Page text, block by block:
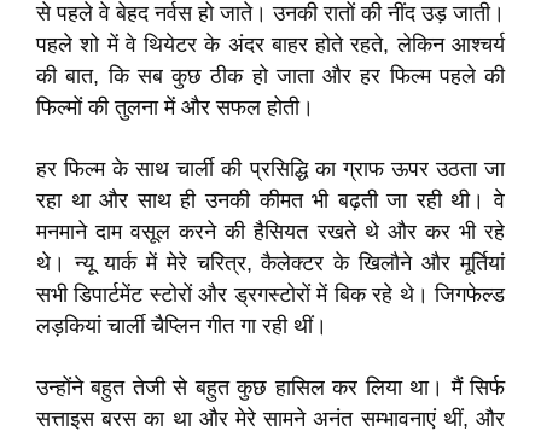
से पहले वे बेहद नर्वस हो जाते। उनकी रातों की नींद उड़ जाती।
पहले शो में वे थियेटर के अंदर बाहर होते रहते, लेकिन आश्चर्य
की बात, कि सब कुछ ठीक हो जाता और हर फिल्म पहले की
फिल्मों की तुलना में और सफल होती।
हर फिल्म के साथ चार्ली की प्रसिद्धि का ग्राफ ऊपर उठता जा
रहा था और साथ ही उनकी कीमत भी बढ़ती जा रही थी। वे
मनमाने दाम वसूल करने की हैसियत रखते थे और कर भी रहे
थे। न्यू यार्क में मेरे चरित्र, कैलेक्टर के खिलौने और मूर्तियां
सभी डिपार्टमेंट स्टोरों और ड्रगस्टोरों में बिक रहे थे। जिगफेल्ड
लड़कियां चार्ली चैप्लिन गीत गा रही थीं।
उन्होंने बहुत तेजी से बहुत कुछ हासिल कर लिया था। मैं सिर्फ
सत्ताइस बरस का था और मेरे सामने अनंत सम्भावनाएं थीं, और